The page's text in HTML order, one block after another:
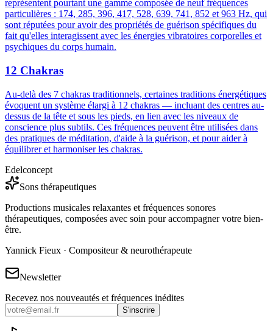
représentent pourtant une gamme composée de neuf fréquences
particulières : 174, 285, 396, 417, 528, 639, 741, 852 et 963 Hz, qui
sont réputées pour avoir des propriétés de guérison spécifiques du
fait qu'elles interagissent avec les énergies vibratoires corporelles et
psychiques du corps humain.
12 Chakras
Au-delà des 7 chakras traditionnels, certaines traditions énergétiques
évoquent un système élargi à 12 chakras — incluant des centres au-
dessus de la tête et sous les pieds, en lien avec les niveaux de
conscience plus subtils. Ces fréquences peuvent être utilisées dans
des pratiques de méditation, d'aide à la guérison, et pour aider à
équilibrer et harmoniser les chakras.
Edelconcept
Sons thérapeutiques
Productions musicales relaxantes et fréquences sonores
thérapeutiques, composées avec soin pour accompagner votre bien-
être.
Yannick Fieux · Compositeur & neurothérapeute
Newsletter
Recevez nos nouveautés et fréquences inédites
S'inscrire